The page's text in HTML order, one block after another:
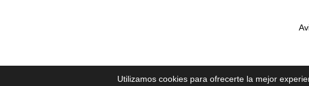
Utilizamos cookies para ofrecerte la mejor